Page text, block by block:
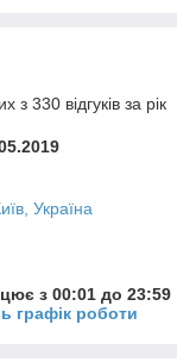
з 330 відгуків за рік
Україна
з 00:01 до 23:59
графік роботи